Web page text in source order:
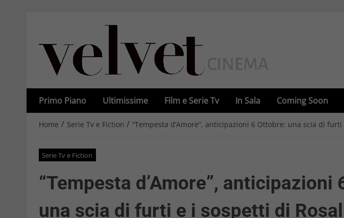
Primo Piano Ultimissime Film e Serie Tv In Sala Coming Soon
Home / Serie Tv e Fiction / “Tempesta d’Amore”, anticipazioni 6 Ottobre: una scia di
Serie Tv e Fiction
“Tempesta d’Amore”, anticipazioni
una scia di furti e i sospetti di